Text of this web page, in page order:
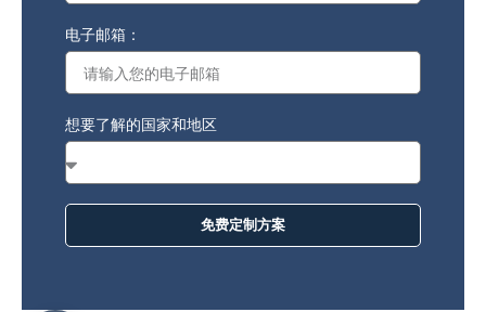
电子邮箱：
想要了解的国家和地区
免费定制方案